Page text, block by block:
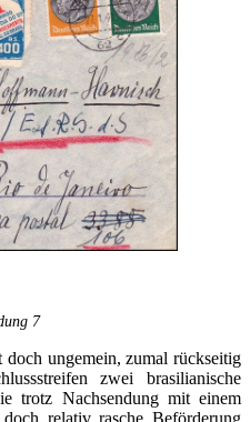
7
ungemein, zumal rückseitig
zwei brasilianische
trotz Nachsendung mit einem